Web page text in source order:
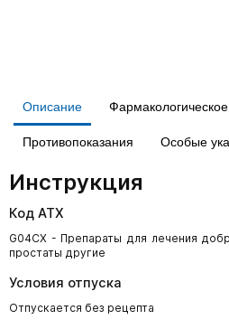
Описание
Противопоказания Особые
Инструкция
Код АТХ
G04CX - Препараты для лечения
простаты другие
Условия отпуска
Отпускается без рецепта